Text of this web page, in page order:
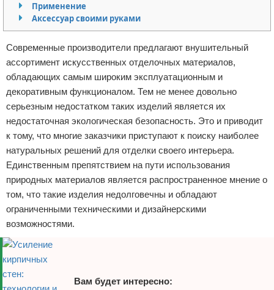
Ремонт квартиры
Ванная
Коммунальные услуги
Сантехника
Безопасность
Стройматериалы
Разное
Условия предоставления информации
Применение
Аксессуар своими руками
Современные производители предлагают внушительный
ассортимент искусственных отделочных материалов,
обладающих самым широким эксплуатационным и
декоративным функционалом. Тем не менее довольно
серьезным недостатком таких изделий является их
недостаточная экологическая безопасность. Это и приводит
к тому, что многие заказчики приступают к поиску наиболее
натуральных решений для отделки своего интерьера.
Единственным препятствием на пути использования
природных материалов является распространенное мнение о
том, что такие изделия недолговечны и обладают
ограниченными техническими и дизайнерскими
возможностями.
Вам будет интересно: